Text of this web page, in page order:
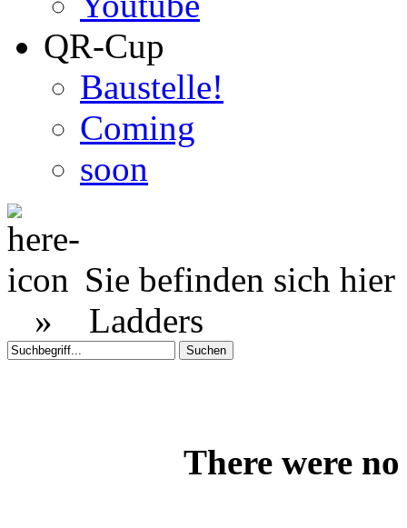
QR-Cup
Baustelle!
Coming
soon
Sie befinden sich hier
» Ladders
There were